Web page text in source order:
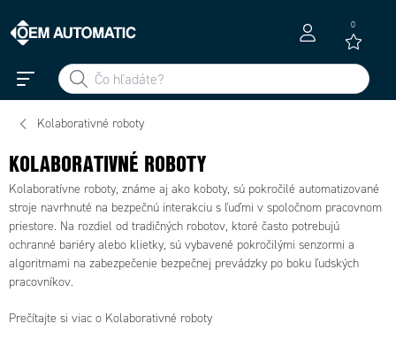
0
Kolaborativné roboty
KOLABORATIVNÉ ROBOTY
Kolaboratívne roboty, známe aj ako koboty, sú pokročilé automatizované
stroje navrhnuté na bezpečnú interakciu s ľuďmi v spoločnom pracovnom
priestore. Na rozdiel od tradičných robotov, ktoré často potrebujú
ochranné bariéry alebo klietky, sú vybavené pokročilými senzormi a
algoritmami na zabezpečenie bezpečnej prevádzky po boku ľudských
pracovníkov.
Prečítajte si viac o Kolaborativné roboty